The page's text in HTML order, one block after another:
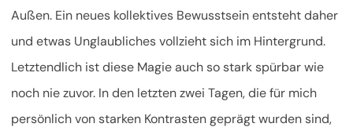
Außen. Ein neues kollektives Bewusstsein entsteht daher
und etwas Unglaubliches vollzieht sich im Hintergrund.
Letztendlich ist diese Magie auch so stark spürbar wie
noch nie zuvor. In den letzten zwei Tagen, die für mich
persönlich von starken Kontrasten geprägt wurden sind,